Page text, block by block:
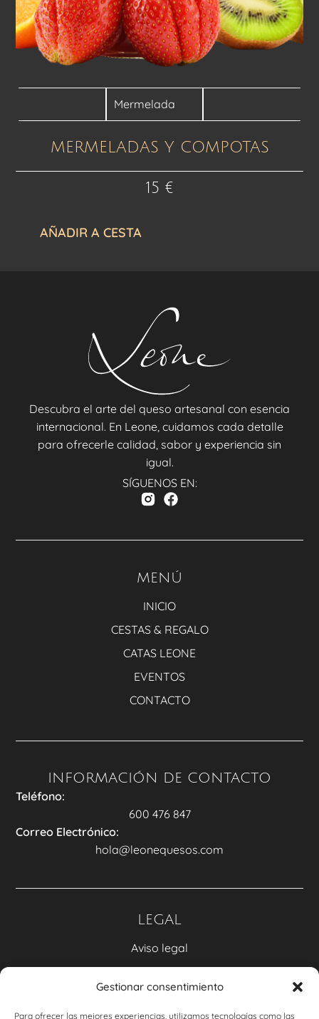
Gestionar consentimiento
Para ofrecer las mejores experiencias, utilizamos tecnologías como las
Mermelada
MERMELADAS Y COMPOTAS
15 €
AÑADIR A CESTA
Descubra el arte del queso artesanal con esencia
internacional. En Leone, cuidamos cada detalle
para ofrecerle calidad, sabor y experiencia sin
igual.
SÍGUENOS EN:
MENÚ
INICIO
CESTAS & REGALO
CATAS LEONE
EVENTOS
CONTACTO
INFORMACIÓN DE CONTACTO
Teléfono:
600 476 847
Correo Electrónico:
hola@leonequesos.com
LEGAL
Aviso legal
Política de privacidad
Accesibilidad